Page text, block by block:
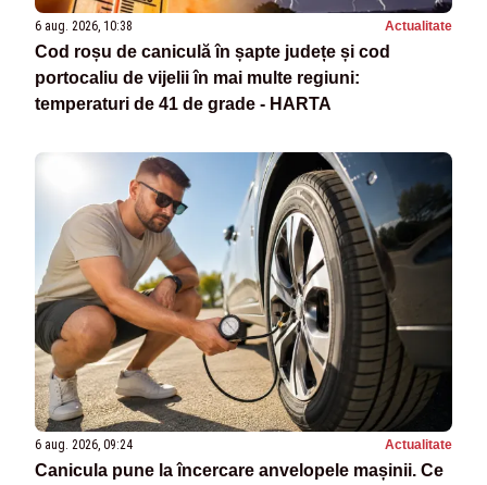
6 aug. 2026, 10:38 Actualitate
Cod roșu de caniculă în șapte județe și cod
portocaliu de vijelii în mai multe regiuni:
temperaturi de 41 de grade - HARTA
6 aug. 2026, 09:24 Actualitate
Canicula pune la încercare anvelopele mașinii. Ce